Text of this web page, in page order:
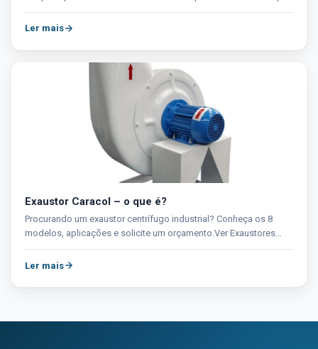
de...
Ler mais
Exaustor Caracol – o que é?
Procurando um exaustor centrífugo industrial? Conheça os 8
modelos, aplicações e solicite um orçamento.Ver Exaustores
Centrífugos Brasfaiber →...
Ler mais